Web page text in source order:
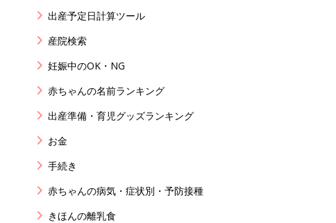
出産予定日計算ツール
産院検索
妊娠中のOK・NG
赤ちゃんの名前ランキング
出産準備・育児グッズランキング
お金
手続き
赤ちゃんの病気・症状別・予防接種
きほんの離乳食